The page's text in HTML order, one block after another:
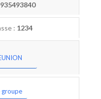
: 1234
groupe